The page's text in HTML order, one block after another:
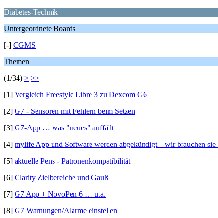
Diabetes-Technik
Untergeordnete Boards
[-] CGMS
Themen
(1/34) > >>
[1] Vergleich Freestyle Libre 3 zu Dexcom G6
[2] G7 - Sensoren mit Fehlern beim Setzen
[3] G7-App … was "neues" auffällt
[4] mylife App und Software werden abgekündigt – wir brauchen sie
[5] aktuelle Pens - Patronenkompatibilität
[6] Clarity Zielbereiche und Gauß
[7] G7 App + NovoPen 6 … u.a.
[8] G7 Warnungen/Alarme einstellen